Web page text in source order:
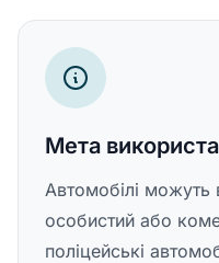
Мета
Автомобілі можуть
особистий або
поліцейські